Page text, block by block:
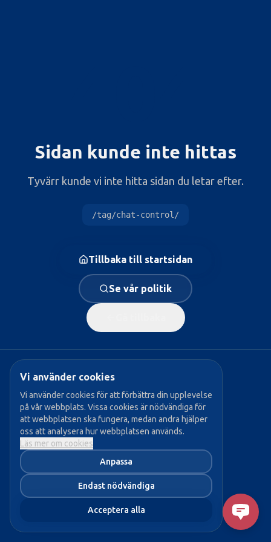
Vi använder cookies
Vi använder cookies för att förbättra din upplevelse
på vår webbplats. Vissa cookies är nödvändiga för
att webbplatsen ska fungera, medan andra hjälper
oss att analysera hur webbplatsen används.
Läs mer om cookies
Anpassa
Endast nödvändiga
Acceptera alla
Sidan kunde inte hittas
Tyvärr kunde vi inte hitta sidan du letar efter.
/tag/chat-control/
Tillbaka till startsidan
Se vår politik
→ Vår politik
→ Våra politiker
→ Bli medlem